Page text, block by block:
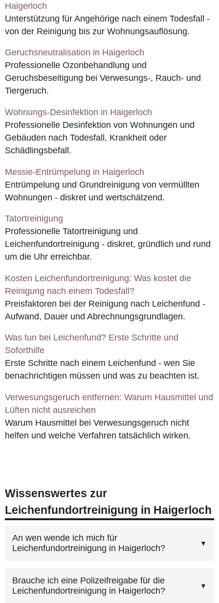
Haigerloch
Unterstützung für Angehörige nach einem Todesfall -
von der Reinigung bis zur Wohnungsauflösung.
Geruchsneutralisation in Haigerloch
Professionelle Ozonbehandlung und
Geruchsbeseitigung bei Verwesungs-, Rauch- und
Tiergeruch.
Wohnungs-Desinfektion in Haigerloch
Professionelle Desinfektion von Wohnungen und
Gebäuden nach Todesfall, Krankheit oder
Schädlingsbefall.
Messie-Entrümpelung in Haigerloch
Entrümpelung und Grundreinigung von vermüllten
Wohnungen - diskret und wertschätzend.
Tatortreinigung
Professionelle Tatortreinigung und
Leichenfundortreinigung - diskret, gründlich und rund
um die Uhr erreichbar.
Kosten Leichenfundortreinigung: Was kostet die
Reinigung nach einem Todesfall?
Preisfaktoren bei der Reinigung nach Leichenfund -
Aufwand, Dauer und Abrechnungsgrundlagen.
Was tun bei Leichenfund? Erste Schritte und
Soforthilfe
Erste Schritte nach einem Leichenfund - wen Sie
benachrichtigen müssen und was zu beachten ist.
Verwesungsgeruch entfernen: Warum Hausmittel und
Lüften nicht ausreichen
Warum Hausmittel bei Verwesungsgeruch nicht
helfen und welche Verfahren tatsächlich wirken.
Wissenswertes zur
Leichenfundortreinigung in Haigerloch
An wen wende ich mich für
Leichenfundortreinigung in Haigerloch?
Für Leichenfundortreinigung in Haigerloch
erreichen Sie uns unter 0800 6003005
Brauche ich eine Polizeifreigabe für die
Leichenfundortreinigung in Haigerloch?